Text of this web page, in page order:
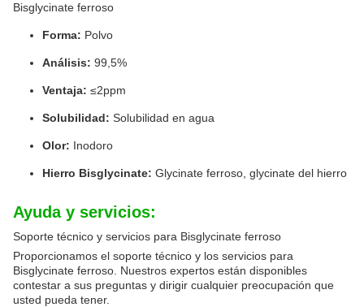
Bisglycinate ferroso
Forma: Polvo
Análisis: 99,5%
Ventaja: ≤2ppm
Solubilidad: Solubilidad en agua
Olor: Inodoro
Hierro Bisglycinate: Glycinate ferroso, glycinate del hierro
Ayuda y servicios:
Soporte técnico y servicios para Bisglycinate ferroso
Proporcionamos el soporte técnico y los servicios para
Bisglycinate ferroso. Nuestros expertos están disponibles
contestar a sus preguntas y dirigir cualquier preocupación que
usted pueda tener.